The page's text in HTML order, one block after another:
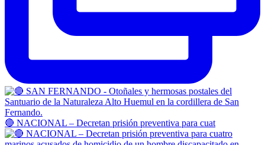
🔴 NACIONAL – Decretan prisión preventiva para cuat